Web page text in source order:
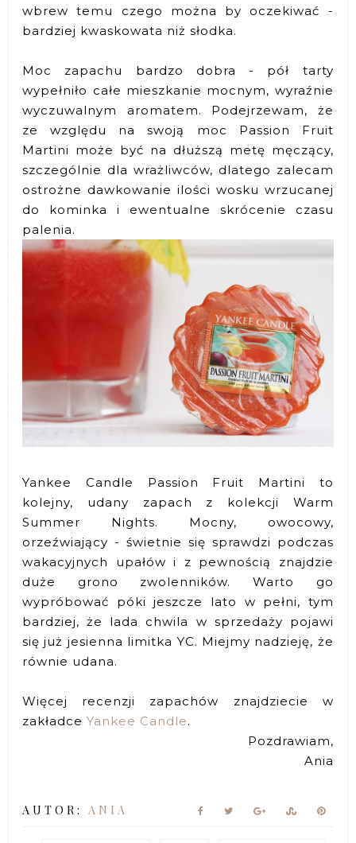
wbrew temu czego można by oczekiwać -
bardziej kwaskowata niż słodka.
Moc zapachu bardzo dobra - pół tarty
wypełniło całe mieszkanie mocnym, wyraźnie
wyczuwalnym aromatem. Podejrzewam, że
ze względu na swoją moc Passion Fruit
Martini może być na dłuższą metę męczący,
szczególnie dla wrażliwców, dlatego zalecam
ostrożne dawkowanie ilości wosku wrzucanej
do kominka i ewentualne skrócenie czasu
palenia.
Yankee Candle Passion Fruit Martini to
kolejny, udany zapach z kolekcji Warm
Summer Nights. Mocny, owocowy,
orzeźwiający - świetnie się sprawdzi podczas
wakacyjnych upałów i z pewnością znajdzie
duże grono zwolenników. Warto go
wypróbować póki jeszcze lato w pełni, tym
bardziej, że lada chwila w sprzedaży pojawi
się już jesienna limitka YC. Miejmy nadzieję, że
równie udana.
Więcej recenzji zapachów znajdziecie w
zakładceYankee Candle.
Pozdrawiam,
Ania
AUTOR:ANIA